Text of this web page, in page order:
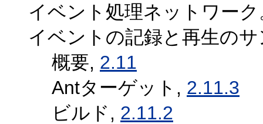
イベント処理ネットワーク
イベントの記録と再生の
概要, 2.11
Antターゲット, 2.11.3
ビルド, 2.11.2